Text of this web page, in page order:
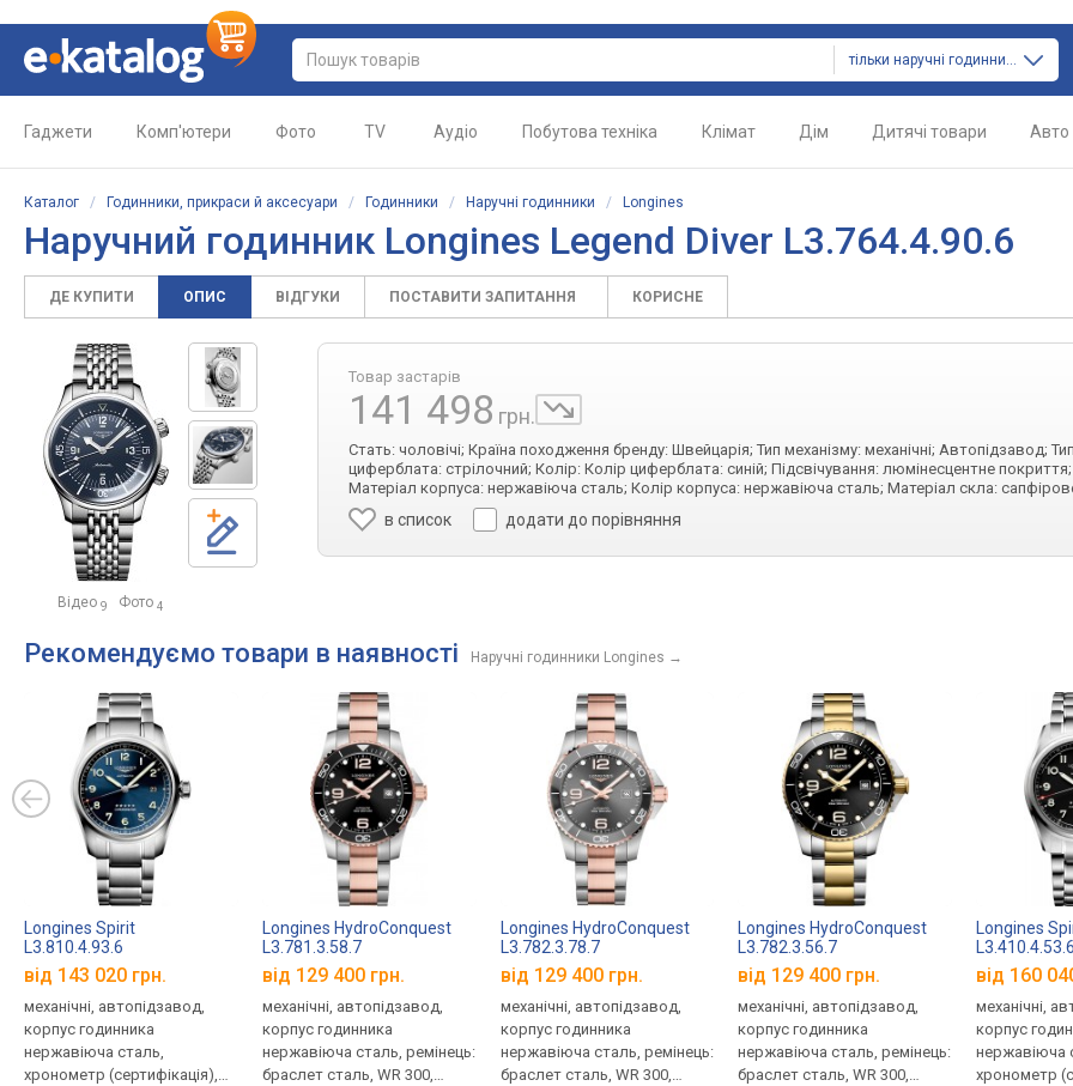
тільки наручні годинники
Гаджети Комп'ютери Фото TV Аудіо Побутова техніка Клімат Дім Дитячі товари Авто
Каталог / Годинники, прикраси й аксесуари / Годинники / Наручні годинники / Longines
Наручний годинник Longines Legend Diver L3.764.4.90.6
ДЕ КУПИТИ ОПИС ВІДГУКИ ПОСТАВИТИ ЗАПИТАННЯ КОРИСНЕ
Відео 9 Фото 4
Товар застарів
141 498 грн.
Стать: чоловічі; Країна походження бренду: Швейцарія; Тип механізму: механічні; Автопідзавод; Тип
циферблата: стрілочний; Колір: Колір циферблата: синій; Підсвічування: люмінесцентне
Матеріал корпуса: нержавіюча сталь; Колір корпуса: нержавіюча сталь; Матеріал скла:
в список додати до порівняння
Рекомендуємо товари в наявності Наручні годинники Longines →
Longines Spirit
L3.810.4.93.6
від 143 020 грн.
механічні, автопідзавод,
корпус годинника
нержавіюча сталь,
хронометр (сертифікація),
Longines HydroConquest
L3.781.3.58.7
від 129 400 грн.
механічні, автопідзавод,
корпус годинника
нержавіюча сталь, ремінець:
браслет сталь, WR 300,
Longines HydroConquest
L3.782.3.78.7
від 129 400 грн.
механічні, автопідзавод,
корпус годинника
нержавіюча сталь, ремінець:
браслет сталь, WR 300,
Longines HydroConquest
L3.782.3.56.7
від 129 400 грн.
механічні, автопідзавод,
корпус годинника
нержавіюча сталь, ремінець:
браслет сталь, WR 300,
Longines
L3.410.4.53.6
від 160
механічні,
корпус
нержавіюча
хронометр